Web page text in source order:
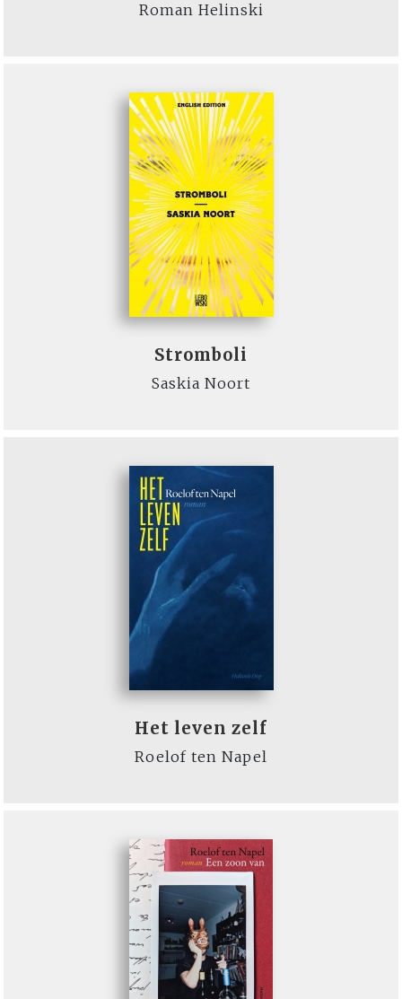
Roman Helinski
Stromboli
Saskia Noort
Het leven zelf
Roelof ten Napel